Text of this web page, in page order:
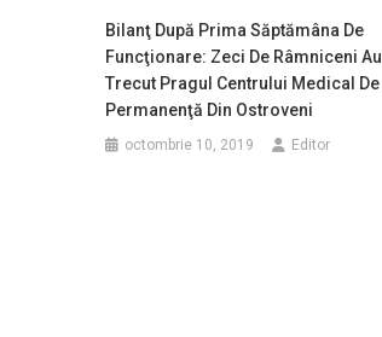
Bilanţ După Prima Săptămâna De
Funcţionare: Zeci De Râmniceni Au
Trecut Pragul Centrului Medical De
Permanenţă Din Ostroveni
octombrie 10, 2019 Editor